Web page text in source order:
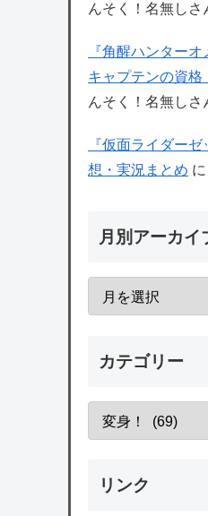
んそく！名無しさ
『角醒ハンター
キャプテンの資格
んそく！名無しさ
『仮面ライダー
想・実況まとめ に
月別アーカイ
カテゴリー
リンク